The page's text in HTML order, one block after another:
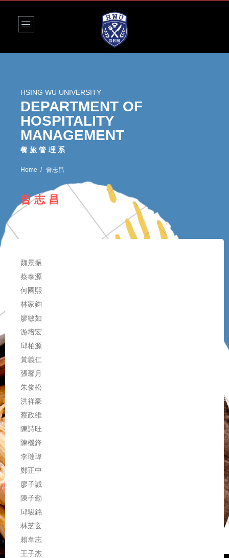
HSING WU UNIVERSITY
DEPARTMENT OF
HOSPITALITY
MANAGEMENT
餐旅管理系
Home 曾志昌
曾志昌
魏景振
蔡泰源
何國熙
林家鈞
廖敏如
游培宏
邱柏源
黃義仁
張馨月
朱俊松
洪祥豪
蔡政維
陳詩旺
陳機鋒
李璉瑋
鄭正中
廖子誠
陳子勤
邱駿銘
林芝玄
賴韋志
王子杰